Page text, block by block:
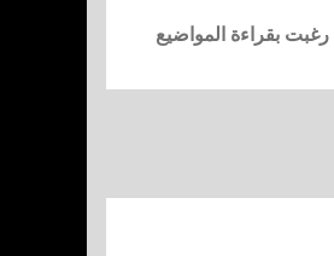
رغبت بقراءة المواضيع